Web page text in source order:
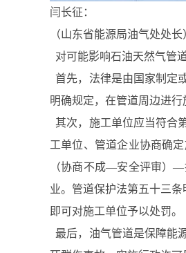
闫长征：
（山东省能源局油气处处长
对可能影响石油天然气管
首先，法律是由国家制定
明确规定，在管道周边进
其次，施工单位应当符合
工单位、管道企业协商确
（协商不成—安全评审）—
业。管道保护法第五十三
即可对施工单位予以处罚。
最后，油气管道是保障能